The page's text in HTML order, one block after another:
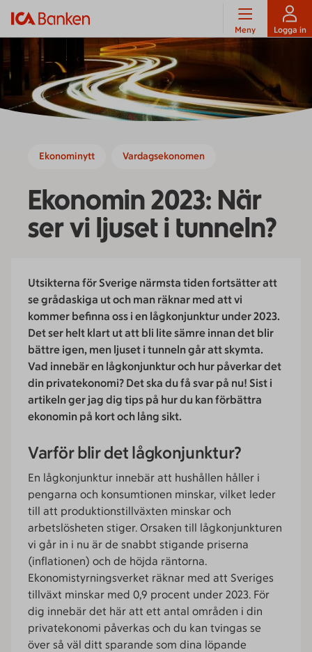
Meny Logga in
Ekonominytt Vardagsekonomen
Ekonomin 2023: När
ser vi ljuset i tunneln?
Utsikterna för Sverige närmsta tiden fortsätter att
se grådaskiga ut och man räknar med att vi
kommer befinna oss i en lågkonjunktur under 2023.
Det ser helt klart ut att bli lite sämre innan det blir
bättre igen, men ljuset i tunneln går att skymta.
Vad innebär en lågkonjunktur och hur påverkar det
din privatekonomi? Det ska du få svar på nu! Sist i
artikeln ger jag dig tips på hur du kan förbättra
ekonomin på kort och lång sikt.
Varför blir det lågkonjunktur?
En lågkonjunktur innebär att hushållen håller i
pengarna och konsumtionen minskar, vilket leder
till att produktionstillväxten minskar och
arbetslösheten stiger. Orsaken till lågkonjunkturen
vi går in i nu är de snabbt stigande priserna
(inflationen) och de höjda räntorna.
Ekonomistyrningsverket räknar med att Sveriges
tillväxt minskar med 0,9 procent under 2023. För
dig innebär det här att ett antal områden i din
privatekonomi påverkas och du kan tvingas se
över så väl ditt sparande som dina löpande